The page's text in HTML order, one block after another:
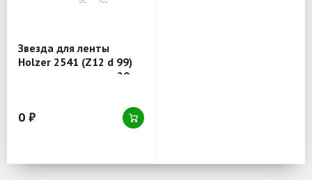
Звезда для ленты
Holzer 2541 (Z12 d 99)
отверстие круглое 20
0 ₽